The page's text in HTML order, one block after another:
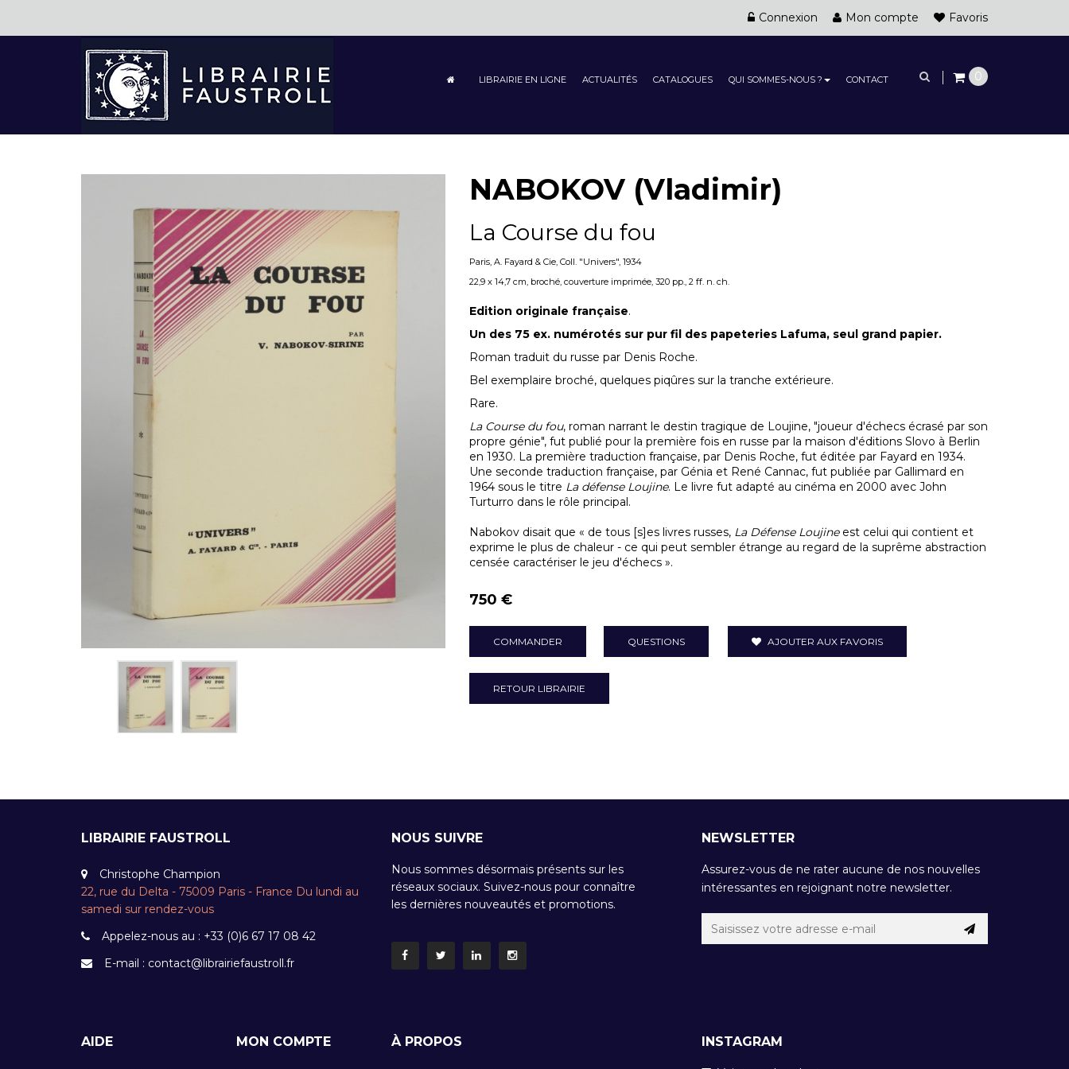
Connexion Mon compte Favoris
LIBRAIRIE EN LIGNE ACTUALITÉS CATALOGUES QUI SOMMES-NOUS ? CONTACT 0
NABOKOV (Vladimir)
La Course du fou
Paris, A. Fayard & Cie, Coll. "Univers", 1934
22,9 x 14,7 cm, broché, couverture imprimée, 320 pp., 2 ff. n. ch.
Edition originale française.
Un des 75 ex. numérotés sur pur fil des papeteries Lafuma, seul grand papier.
Roman traduit du russe par Denis Roche.
Bel exemplaire broché, quelques piqûres sur la tranche extérieure.
Rare.
La Course du fou, roman narrant le destin tragique de Loujine, "joueur d'échecs écrasé par son
propre génie", fut publié pour la première fois en russe par la maison d'éditions Slovo à Berlin
en 1930. La première traduction française, par Denis Roche, fut éditée par Fayard en 1934.
Une seconde traduction française, par Génia et René Cannac, fut publiée par Gallimard en
1964 sous le titre La défense Loujine. Le livre fut adapté au cinéma en 2000 avec John
Turturro dans le rôle principal.
Nabokov disait que « de tous [s]es livres russes, La Défense Loujineest celui qui contient et
exprime le plus de chaleur - ce qui peut sembler étrange au regard de la suprême abstraction
censée caractériser le jeu d'échecs ».
750 €
COMMANDER QUESTIONS AJOUTER AUX FAVORIS
RETOUR LIBRAIRIE
LIBRAIRIE FAUSTROLL
Christophe Champion
22, rue du Delta - 75009 Paris - France Du lundi au
samedi sur rendez-vous
Appelez-nous au : +33 (0)6 67 17 08 42
E-mail : contact@librairiefaustroll.fr
NOUS SUIVRE
Nous sommes désormais présents sur les
réseaux sociaux. Suivez-nous pour connaître
les dernières nouveautés et promotions.
NEWSLETTER
Assurez-vous de ne rater aucune de nos nouvelles
intéressantes en rejoignant notre newsletter.
AIDE MON COMPTE À PROPOS INSTAGRAM